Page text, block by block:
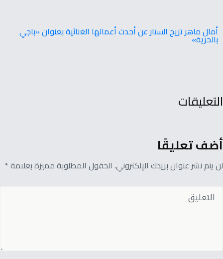
أمال ماهر تزيح الستار عن أحدث أعمالها الغنائية بعنوان «باجي
بالحرية»
التعليقات
أضف تعليقًا
لن يتم نشر عنوان بريدك الإلكتروني. الحقول المطلوبة مميزة بعلامة *